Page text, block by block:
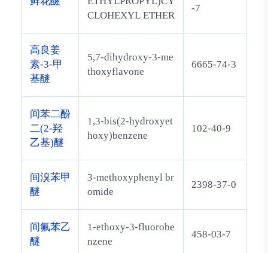
CLOHEXYL ETHER
-7
高良姜
素-3-甲
基醚
5,7-dihydroxy-3-me
thoxyflavone
6665-74-3
间苯二酚
二(2-羟
乙基)醚
1,3-bis(2-hydroxyet
hoxy)benzene
102-40-9
间溴苯甲
醚
3-methoxyphenyl br
omide
2398-37-0
间氟苯乙
醚
1-ethoxy-3-fluorobe
nzene
458-03-7